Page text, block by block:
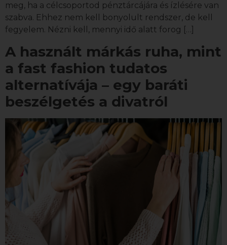
meg, ha a célcsoportod pénztárcájára és ízlésére van
szabva. Ehhez nem kell bonyolult rendszer, de kell
fegyelem. Nézni kell, mennyi idő alatt forog […]
A használt márkás ruha, mint
a fast fashion tudatos
alternatívája – egy baráti
beszélgetés a divatról